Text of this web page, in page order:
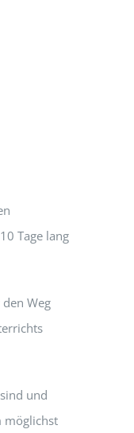
Tage lang
Weg
und
möglichst